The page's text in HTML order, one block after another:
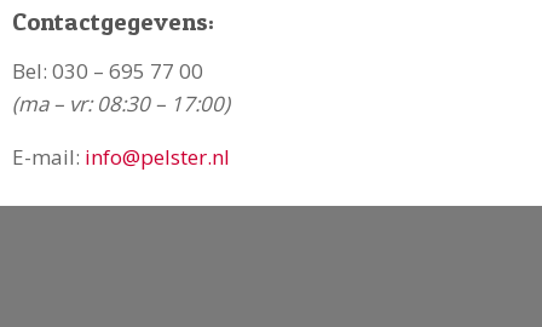
Contactgegevens:
Bel: 030 – 695 77 00
(ma – vr: 08:30 – 17:00)
E-mail: info@pelster.nl